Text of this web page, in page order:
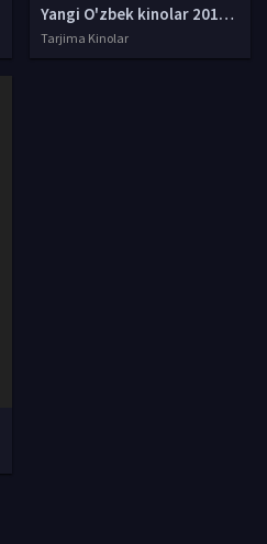
Yangi O'zbek kinolar 2010-2011-2012-2013-2014-2015-2016-2017-2018-2019-2020-2021-2022-2023-2024-2025 O'zbek tilida Uzbek tarjima Full HD
Tarjima Kinolar